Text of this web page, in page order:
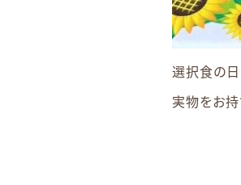
選択食の日
実物をお持